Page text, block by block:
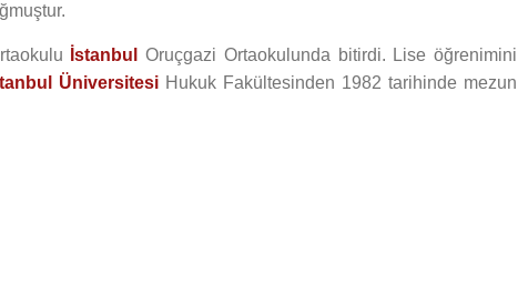
İstanbul
Oruçgazi Ortaokulunda bitirdi. Lise öğrenimini
Üniversitesi Hukuk Fakültesinden 1982 tarihinde mezun